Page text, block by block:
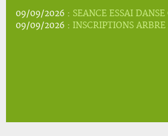
09/09/2026 : SEANCE ESSAI
09/09/2026 : INSCRIPTIONS